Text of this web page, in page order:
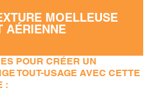
MOELLEUSE
AÉRIENNE
POUR CRÉER UN
TOUT-USAGE AVEC CETTE
: